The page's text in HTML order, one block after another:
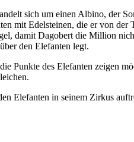
sich um einen Albino, der
mit Edelsteinen, die er von
damit Dagobert die Million
den Elefanten legt.
Punkte des Elefanten zeigen
Elefanten in seinem Zirkus